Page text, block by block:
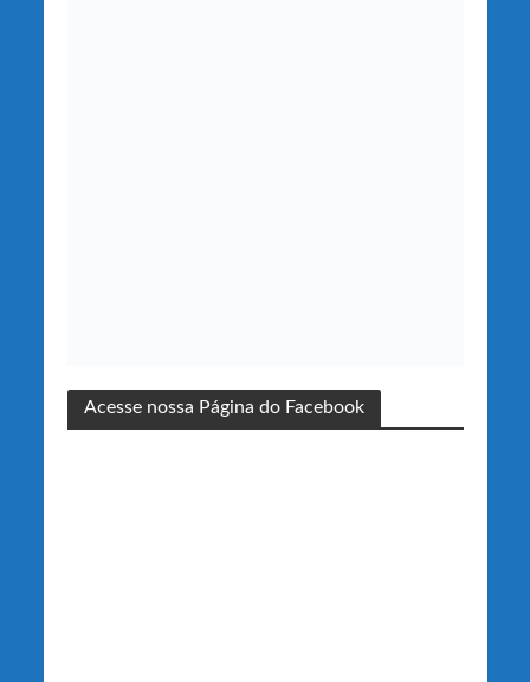
Acesse nossa Página do Facebook